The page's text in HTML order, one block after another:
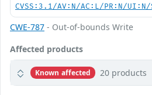
CVSS:3.1/AV:N/AC:L/PR:N/
CWE-787 - Out-of-bounds Write
Affected products
Known affected 20 products